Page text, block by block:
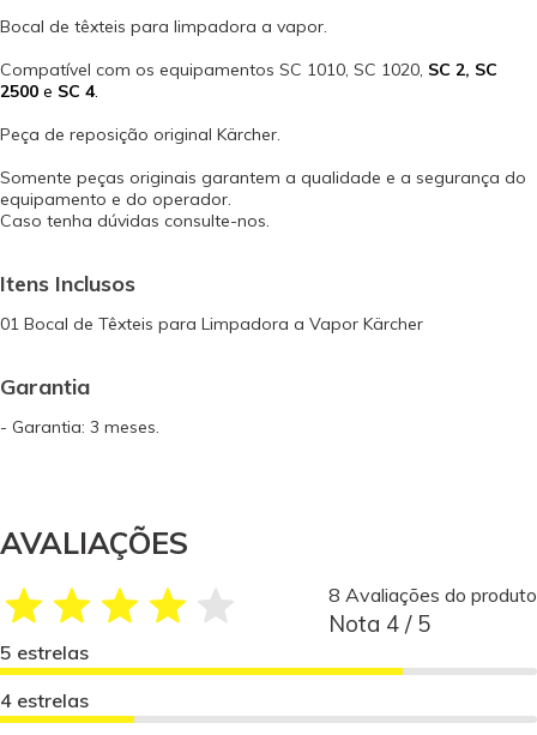
Bocal de têxteis para limpadora a vapor.
Compatível com os equipamentos SC 1010, SC 1020, SC 2, SC
2500 e SC 4.
Peça de reposição original Kärcher.
Somente peças originais garantem a qualidade e a segurança do
equipamento e do operador.
Caso tenha dúvidas consulte-nos.
Itens Inclusos
01 Bocal de Têxteis para Limpadora a Vapor Kärcher
Garantia
- Garantia: 3 meses.
AVALIAÇÕES
8 Avaliações do produto
Nota 4 / 5
5 estrelas
4 estrelas